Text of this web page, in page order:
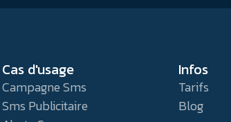
Cas d'usage
Campagne Sms
Sms Publicitaire
Infos
Tarifs
Blog